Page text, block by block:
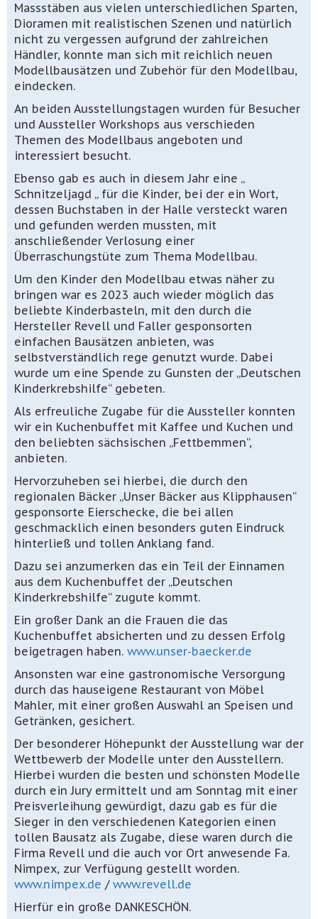
Massstäben aus vielen unterschiedlichen Sparten,
Dioramen mit realistischen Szenen und natürlich
nicht zu vergessen aufgrund der zahlreichen
Händler, konnte man sich mit reichlich neuen
Modellbausätzen und Zubehör für den Modellbau,
eindecken.
An beiden Ausstellungstagen wurden für Besucher
und Aussteller Workshops aus verschieden
Themen des Modellbaus angeboten und
interessiert besucht.
Ebenso gab es auch in diesem Jahr eine „
Schnitzeljagd „ für die Kinder, bei der ein Wort,
dessen Buchstaben in der Halle versteckt waren
und gefunden werden mussten, mit
anschließender Verlosung einer
Überraschungstüte zum Thema Modellbau.
Um den Kinder den Modellbau etwas näher zu
bringen war es 2023 auch wieder möglich das
beliebte Kinderbasteln, mit den durch die
Hersteller Revell und Faller gesponsorten
einfachen Bausätzen anbieten, was
selbstverständlich rege genutzt wurde. Dabei
wurde um eine Spende zu Gunsten der „Deutschen
Kinderkrebshilfe“ gebeten.
Als erfreuliche Zugabe für die Aussteller konnten
wir ein Kuchenbuffet mit Kaffee und Kuchen und
den beliebten sächsischen „Fettbemmen“,
anbieten.
Hervorzuheben sei hierbei, die durch den
regionalen Bäcker „Unser Bäcker aus Klipphausen“
gesponsorte Eierschecke, die bei allen
geschmacklich einen besonders guten Eindruck
hinterließ und tollen Anklang fand.
Dazu sei anzumerken das ein Teil der Einnamen
aus dem Kuchenbuffet der „Deutschen
Kinderkrebshilfe“ zugute kommt.
Ein großer Dank an die Frauen die das
Kuchenbuffet absicherten und zu dessen Erfolg
beigetragen haben. www.unser-baecker.de
Ansonsten war eine gastronomische Versorgung
durch das hauseigene Restaurant von Möbel
Mahler, mit einer großen Auswahl an Speisen und
Getränken, gesichert.
Der besonderer Höhepunkt der Ausstellung war der
Wettbewerb der Modelle unter den Ausstellern.
Hierbei wurden die besten und schönsten Modelle
durch ein Jury ermittelt und am Sonntag mit einer
Preisverleihung gewürdigt, dazu gab es für die
Sieger in den verschiedenen Kategorien einen
tollen Bausatz als Zugabe, diese waren durch die
Firma Revell und die auch vor Ort anwesende Fa.
Nimpex, zur Verfügung gestellt worden.
www.nimpex.de / www.revell.de
Hierfür ein große DANKESCHÖN.